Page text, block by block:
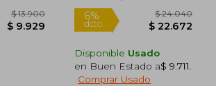
dcto.
Nuevo
Disponible Usado
en Buen Estado a$ 9.711
Comprar Usado